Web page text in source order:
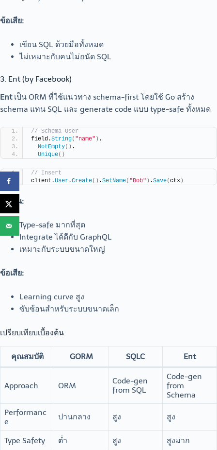
ข้อเสีย:
เขียน SQL ด้วยมือทั้งหมด
ไม่เหมาะกับคนไม่ถนัด SQL
3. Ent (by Facebook)
Entเป็น ORM ที่ใช้แนวทาง schema-first โดยใช้ Go สร้าง
schema แทน SQL และ generate code แบบ type-safe ทั้งหมด
// Schema User
field.String( "name" ) .
NotEmpty() .
Unique()
// Insert
client.User.Create() .SetName( "Bob" ) .Save(ctx )
จุดเด่น:
Type-safe มากที่สุด
Integrate ได้ดีกับ GraphQL
เหมาะกับระบบขนาดใหญ่
ข้อเสีย:
Learning curve สูง
ซับซ้อนสำหรับระบบขนาดเล็ก
เปรียบเทียบเบื้องต้น
คุณสมบัติ GORM SQLC Ent
Approach ORM
Code-gen
from SQL
Code-gen
from
Schema
Performanc
e
ปานกลาง สูง สูง
Type Safety ต่ำ สูง สูงมาก